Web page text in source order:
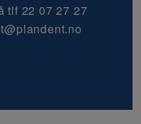
tlf 22 07 27 27